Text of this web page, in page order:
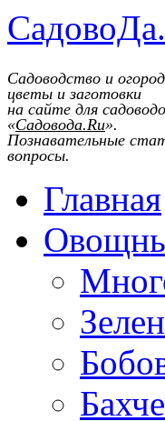
Садоводство и
цветы и заготовки
на сайте для
«Садовода.Ru».
Познавательные
вопросы.
Главная